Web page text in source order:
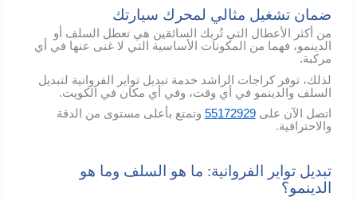
ضمان تشغيل مثالي لمحرك سيارتك
من أكثر الأعطال التي تُربك السائقين هي تعطل السلف أو
الدينمو، فهما من المكونات الأساسية التي لا غنى عنها في أي
مركبة.
لذلك، توفر كراجات الراشد خدمة تبديل تواير الفروانية لتبديل
السلف والدينمو في أي وقت، وفي أي مكان في الكويت.
اتصل الآن على55172929 وتمتع بأعلى مستوى من الدقة
والاحترافية.
تبديل تواير الفروانية: ما هو السلف وما هو
الدينمو؟